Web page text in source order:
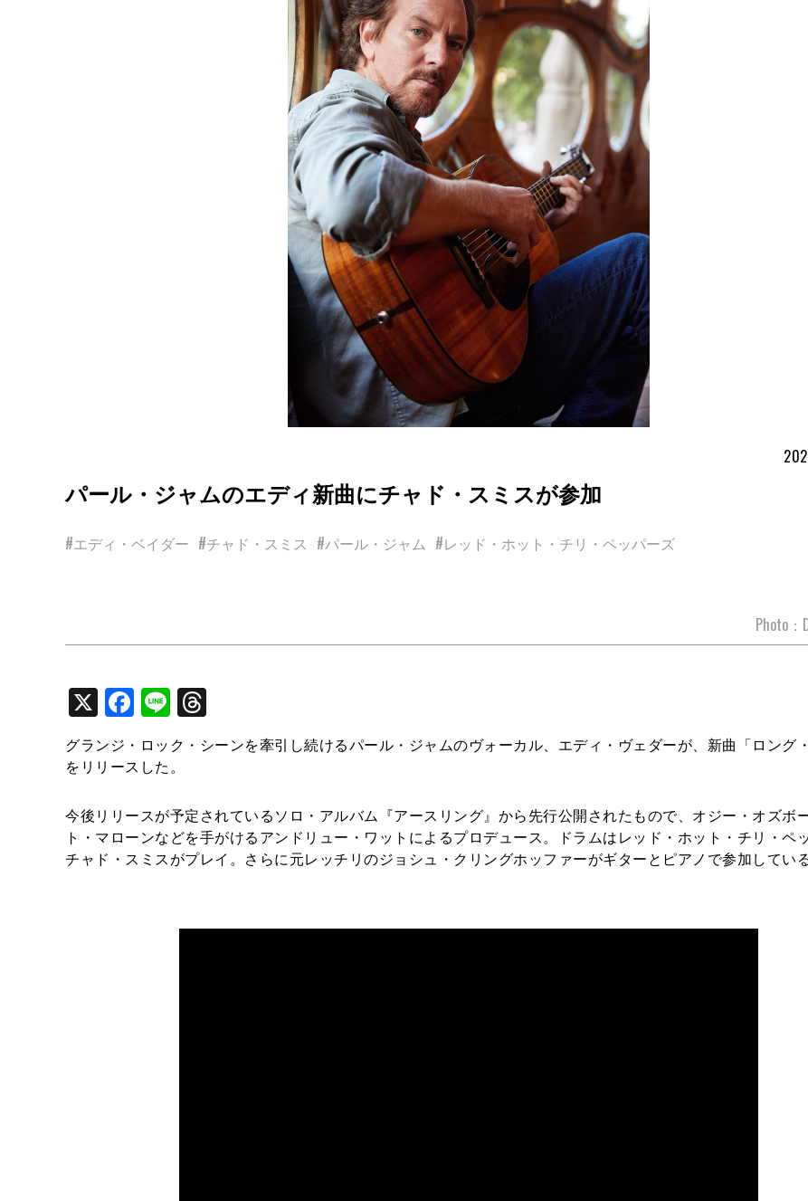
パール・ジャムのエディ新曲にチャド・スミスが参加
#エディ・ベイダー #チャド・スミス #パール・ジャム #レッド・ホット・チリ・ペッパーズ
Photo：
X Facebook
Line
グランジ・ロック・シーンを牽引し続けるパール・ジャムのヴォーカル、エディ・ヴェダーが、新曲「ロング
をリリースした。
今後リリースが予定されているソロ・アルバム『アースリング』から先行公開されたもので、オジー・オズボ
ト・マローンなどを手がけるアンドリュー・ワットによるプロデュース。ドラムはレッド・ホット・チリ・ペ
チャド・スミスがプレイ。さらに元レッチリのジョシュ・クリングホッファーがギターとピアノで参加している